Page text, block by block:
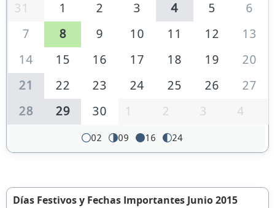
31 1 2 3 4 5
6
7
8 9 10 11 12
13
14
15 16 17 18 19
20
21
22 23 24 25 26
27
28
29 30 1 2 3 4
02 09 16 24
Días Festivos y Fechas Importantes Junio 2015